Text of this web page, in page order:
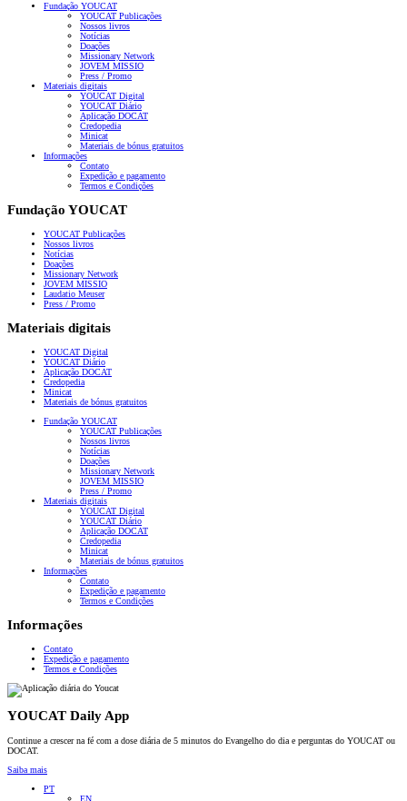
Fundação YOUCAT
YOUCAT Publicações
Nossos livros
Notícias
Doações
Missionary Network
JOVEM MISSIO
Press / Promo
Materiais digitais
YOUCAT Digital
YOUCAT Diário
Aplicação DOCAT
Credopedia
Minicat
Materiais de bónus gratuitos
Informações
Contato
Expedição e pagamento
Termos e Condições
Fundação YOUCAT
YOUCAT Publicações
Nossos livros
Notícias
Doações
Missionary Network
JOVEM MISSIO
Laudatio Meuser
Press / Promo
Materiais digitais
YOUCAT Digital
YOUCAT Diário
Aplicação DOCAT
Credopedia
Minicat
Materiais de bónus gratuitos
Fundação YOUCAT
YOUCAT Publicações
Nossos livros
Notícias
Doações
Missionary Network
JOVEM MISSIO
Press / Promo
Materiais digitais
YOUCAT Digital
YOUCAT Diário
Aplicação DOCAT
Credopedia
Minicat
Materiais de bónus gratuitos
Informações
Contato
Expedição e pagamento
Termos e Condições
Informações
Contato
Expedição e pagamento
Termos e Condições
YOUCAT Daily App
Continue a crescer na fé com a dose diária de 5 minutos do Evangelho do dia e perguntas do YOUCAT ou
DOCAT.
Saiba mais
PT
EN